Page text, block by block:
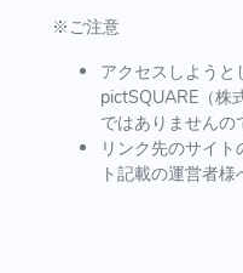
※ご注意
アクセスしようと
pictSQUARE（株
ではありませんの
リンク先のサイ
ト記載の運営者